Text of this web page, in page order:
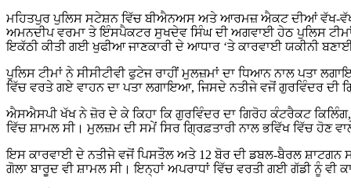
ਮਹਿਤਪੁਰ ਪੁਲਿਸ ਸਟੇਸ਼ਨ ਵਿੱਚ ਬੀਐਨਅਸ ਅਤੇ ਆਰਮਜ਼ ਐਕਟ ਦੀਆਂ ਵੱਖ-ਵੱਖ
ਅਮਨਦੀਪ ਵਰਮਾ ਤੇ ਇੰਸਪੈਕਟਰ ਸੁਖਦੇਵ ਸਿੰਘ ਦੀ ਅਗਵਾਈ ਹੇਠ ਪੁਲਿਸ
ਇਕੱਠੀ ਕੀਤੀ ਗਈ ਖੁਫੀਆ ਜਾਣਕਾਰੀ ਦੇ ਆਧਾਰ ‘ਤੇ ਕਾਰਵਾਈ ਯਕੀਨੀ
ਪੁਲਿਸ ਟੀਮਾਂ ਨੇ ਸੀਸੀਟੀਵੀ ਫੁਟੇਜ ਰਾਹੀਂ ਮੁਲਜ਼ਮਾਂ ਦਾ ਧਿਆਨ ਨਾਲ ਪਤਾ
ਵਿੱਚ ਵਰਤੇ ਗਏ ਵਾਹਨ ਦਾ ਪਤਾ ਲਗਾਇਆ, ਜਿਸਦੇ ਨਤੀਜੇ ਵਜੋਂ ਗੁਰਵਿੰਦਰ ਦੀ
ਐਸਐਸਪੀ ਖੱਖ ਨੇ ਜ਼ੋਰ ਦੇ ਕੇ ਕਿਹਾ ਕਿ ਗੁਰਵਿੰਦਰ ਦਾ ਗਿਰੋਹ ਕੰਟਰੈਕਟ
ਵਿੱਚ ਸ਼ਾਮਲ ਸੀ। ਮੁਲਜ਼ਮ ਦੀ ਸਮੇਂ ਸਿਰ ਗ੍ਰਿਫ਼ਤਾਰੀ ਨਾਲ ਭਵਿੱਖ ਵਿੱਚ ਹੋਣ
ਇਸ ਕਾਰਵਾਈ ਦੇ ਨਤੀਜੇ ਵਜੋਂ ਪਿਸਤੌਲ ਅਤੇ 12 ਬੋਰ ਦੀ ਡਬਲ-ਬੈਰਲ ਸ਼ਾਟਗਨ
ਗੋਲਾ ਬਾਰੂਦ ਵੀ ਸ਼ਾਮਲ ਸੀ। ਇਨ੍ਹਾਂ ਅਪਰਾਧਾਂ ਵਿੱਚ ਵਰਤੀ ਗਈ ਗੱਡੀ ਨੂੰ